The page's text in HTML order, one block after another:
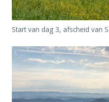
Start van dag 3, afscheid van